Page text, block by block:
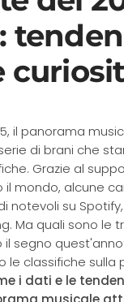
il panorama
di brani che
Grazie al
mondo, alcune
notevoli su
Ma quali sono le
segno
le classifiche sulla
i dati e le